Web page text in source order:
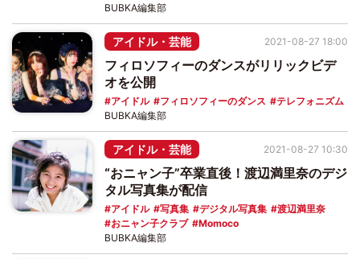
BUBKA編集部
アイドル・芸能
フィロソフィーのダンスがリリックビデ
オを公開
アイドル フィロソフィーのダンス テレフォニズム
2021-08-27 18:00
BUBKA編集部
アイドル・芸能
“おニャン子”卒業直後！渡辺満里奈のデジ
タル写真集が配信
アイドル 写真集 デジタル写真集
渡辺満里奈
おニャン子クラブ
Momoco
2021-08-27 10:30
BUBKA編集部